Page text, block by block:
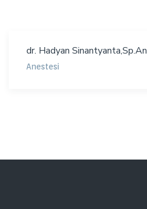
dr. Hadyan Sinantyanta,Sp.An
Anestesi